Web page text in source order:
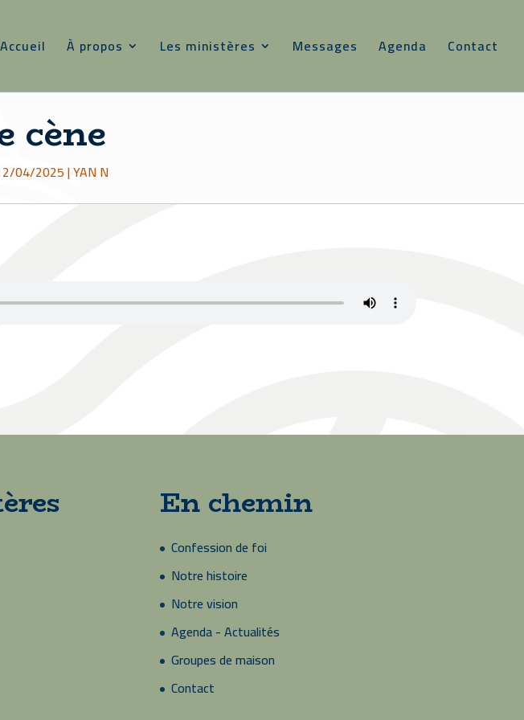
Accueil À propos Les ministères Messages Agenda Contact
cène
2/04/2025|YAN N
En chemin
Confession de foi
Notre histoire
Notre vision
Agenda - Actualités
Groupes de maison
Contact